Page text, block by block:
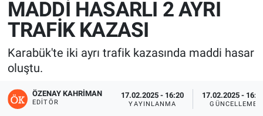
MADDİ HASARLI 2 AYRI
TRAFİK KAZASI
Karabük'te iki ayrı trafik kazasında maddi hasar
oluştu.
ÖZENAY KAHRIMAN
EDITÖR
17.02.2025 - 16:20
YAYINLANMA
17.02.2025 -
GÜNCELLEME